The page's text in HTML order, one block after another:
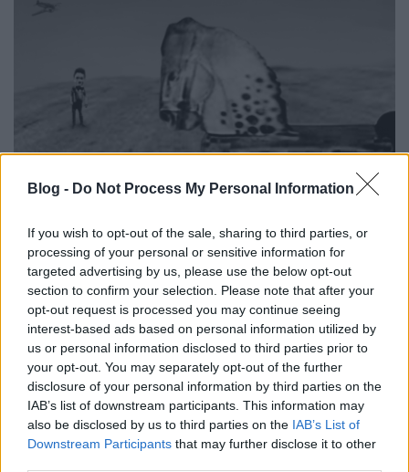
Blog - Do Not Process My Personal Information
If you wish to opt-out of the sale, sharing to third parties, or
processing of your personal or sensitive information for
targeted advertising by us, please use the below opt-out
section to confirm your selection. Please note that after your
opt-out request is processed you may continue seeing
interest-based ads based on personal information utilized by
us or personal information disclosed to third parties prior to
your opt-out. You may separately opt-out of the further
disclosure of your personal information by third parties on the
IAB’s list of downstream participants. This information may
also be disclosed by us to third parties on the IAB’s List of
Downstream Participants that may further disclose it to other